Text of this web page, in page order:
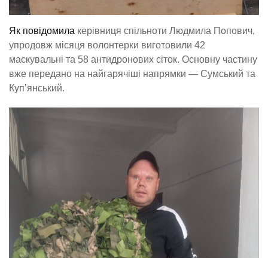
Як повідомила керівниця спільноти Людмила Попович,
упродовж місяця волонтерки виготовили 42
маскувальні та 58 антидронових сіток. Основну частину
вже передано на найгарячіші напрямки — Сумський та
Куп’янський.